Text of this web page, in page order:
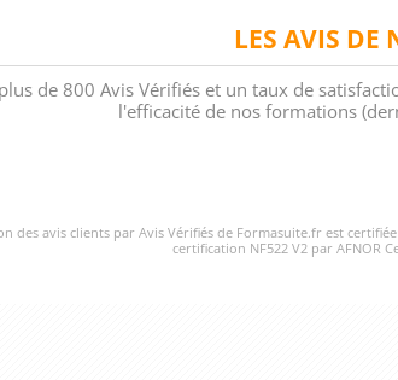
LES AVIS DE
de 800 Avis Vérifiés et un taux de
l'efficacité de nos formations
des avis clients par Avis Vérifiés de Formasuite.fr est
certification NF522 V2 par AFNOR